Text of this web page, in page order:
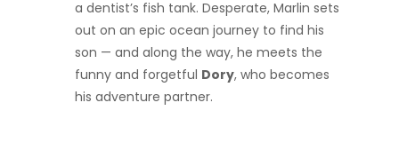
a dentist’s fish tank. Desperate, Marlin sets
out on an epic ocean journey to find his
son — and along the way, he meets the
funny and forgetful Dory, who becomes
his adventure partner.